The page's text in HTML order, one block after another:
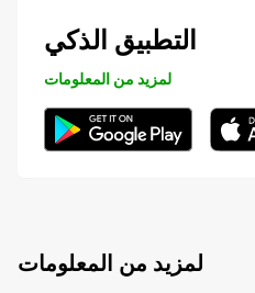
التطبيق الذكي
لمزيد من المعلومات
لمزيد من المعلومات